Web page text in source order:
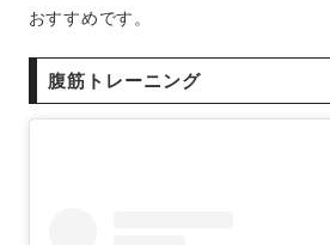
おすすめです。
腹筋トレーニング